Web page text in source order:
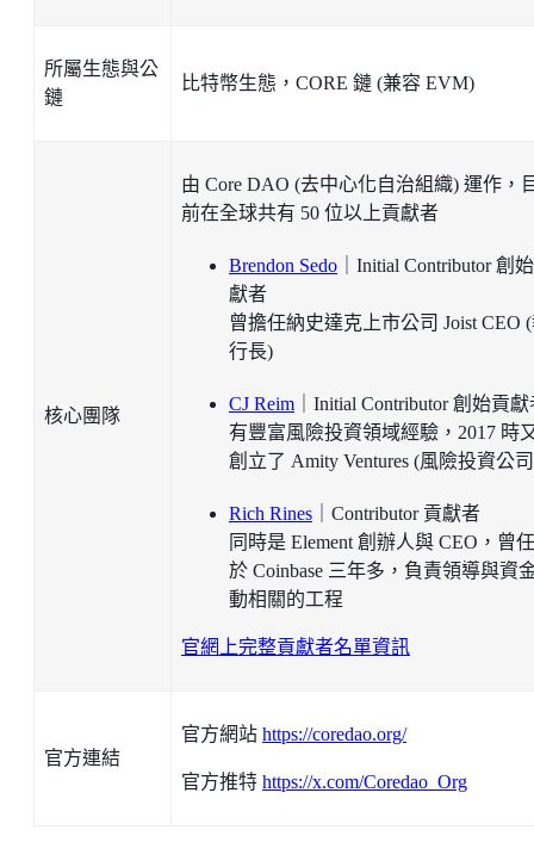
所屬生態與公
鏈
比特幣生態，CORE 鏈 (兼容 EVM)
核心團隊
由 Core DAO (去中心化自治組織) 運作，
前在全球共有 50 位以上貢獻者
Brendon Sedo ｜Initial Contributor 創
獻者
曾擔任納史達克上市公司 Joist CEO
行長)
CJ Reim ｜Initial Contributor 創始貢獻
有豐富風險投資領域經驗，2017 時
創立了 Amity Ventures (風險投資公
Rich Rines ｜Contributor 貢獻者
同時是 Element 創辦人與 CEO，曾
於 Coinbase 三年多，負責領導與資
動相關的工程
官網上完整貢獻者名單資訊
官方連結
官方網站 https://coredao.org/
官方推特 https://x.com/Coredao_Org